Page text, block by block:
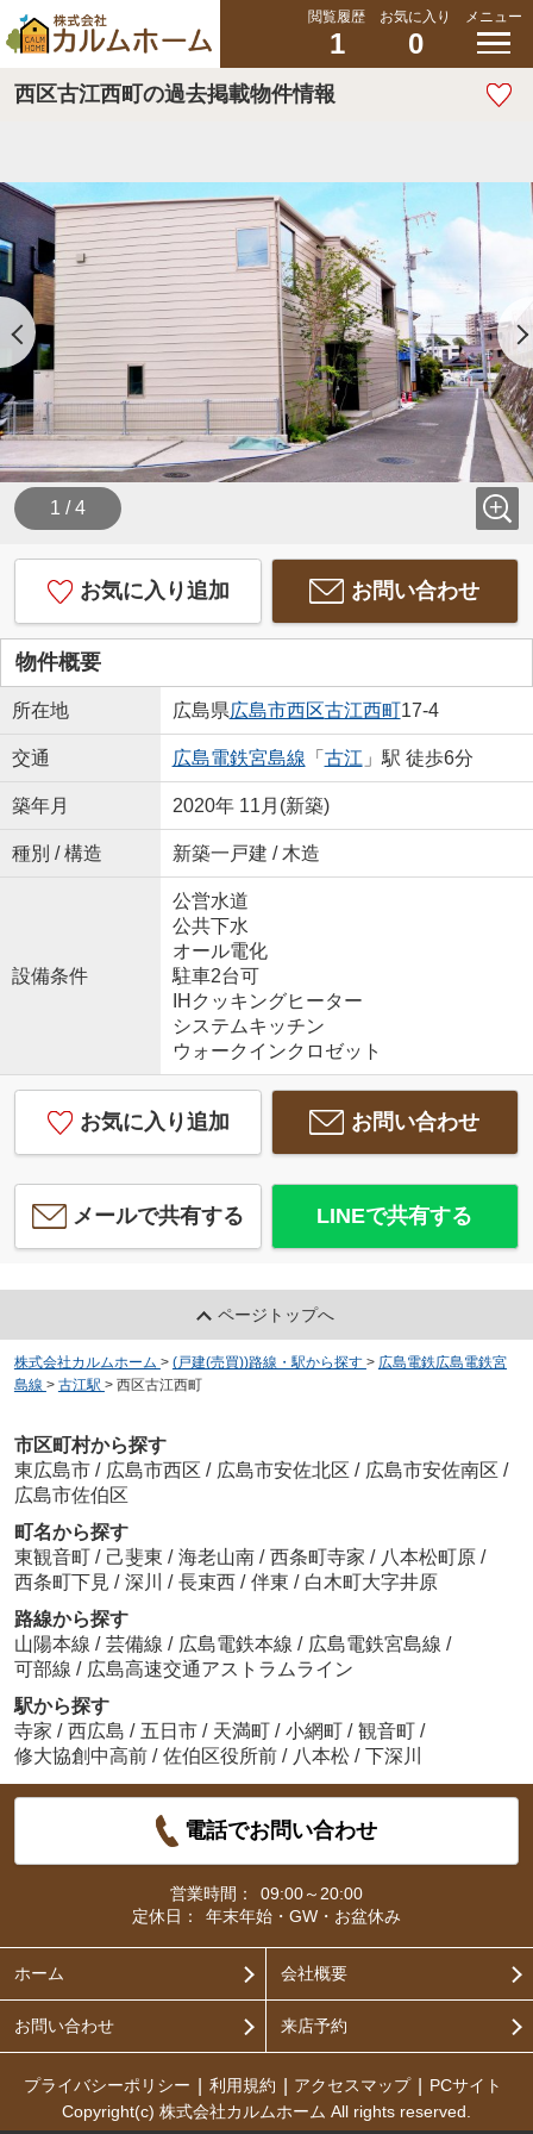
閲覧履歴
1
お気に入り
0
メニュー
西区古江西町の過去掲載物件情報
1 / 4
お気に入り追加 お問い合わせ
物件概要
所在地 広島県広島市西区古江西町17-4
交通 広島電鉄宮島線 「 古江 」駅 徒歩6分
築年月 2020年 11月(新築)
種別 / 構造 新築一戸建 / 木造
設備条件
公営水道
公共下水
オール電化
駐車2台可
IHクッキングヒーター
システムキッチン
ウォークインクロゼット
お気に入り追加 お問い合わせ
メールで共有する LINEで共有する
ページトップへ
株式会社カルムホーム > (戸建(売買))路線・駅から探す > 広島電鉄広島電鉄宮
島線 > 古江駅 > 西区古江西町
市区町村から探す
東広島市 / 広島市西区 / 広島市安佐北区 / 広島市安佐南区 /
広島市佐伯区
町名から探す
東観音町 / 己斐東 / 海老山南 / 西条町寺家 / 八本松町原 /
西条町下見 / 深川 / 長束西 / 伴東 / 白木町大字井原
路線から探す
山陽本線 / 芸備線 / 広島電鉄本線 / 広島電鉄宮島線 /
可部線 / 広島高速交通アストラムライン
駅から探す
寺家 / 西広島 / 五日市 / 天満町 / 小網町 / 観音町 /
修大協創中高前 / 佐伯区役所前 / 八本松 / 下深川
電話でお問い合わせ
営業時間：
09:00～20:00
定休日：
年末年始・GW・お盆休み
ホーム 会社概要
お問い合わせ 来店予約
プライバシーポリシー 利用規約 アクセスマップ
PCサイト
Copyright(c) 株式会社カルムホーム All rights reserved.